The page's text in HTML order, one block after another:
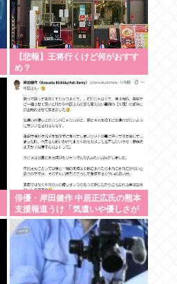
【悲報】王将行くけど何がおすす
め？
俳優・岸田健作 中居正広氏の熊本
支援報道うけ「気遣いや優しさが
ハンパじゃない」 中居氏との思い
出を回顧